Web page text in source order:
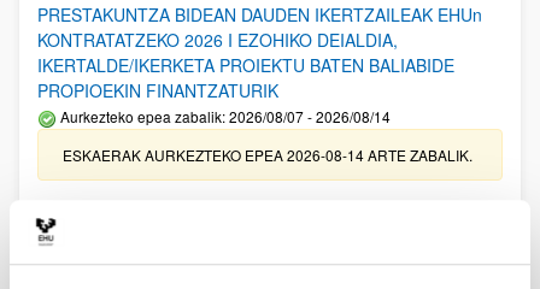
PRESTAKUNTZA BIDEAN DAUDEN IKERTZAILEAK EHUn
KONTRATATZEKO 2026 I EZOHIKO DEIALDIA,
IKERTALDE/IKERKETA PROIEKTU BATEN BALIABIDE
PROPIOEKIN FINANTZATURIK
Aurkezteko epea zabalik: 2026/08/07 - 2026/08/14
ESKAERAK AURKEZTEKO EPEA 2026-08-14 ARTE ZABALIK.
erosi eta berritzeko laguntzak 2026
Izapide irekia